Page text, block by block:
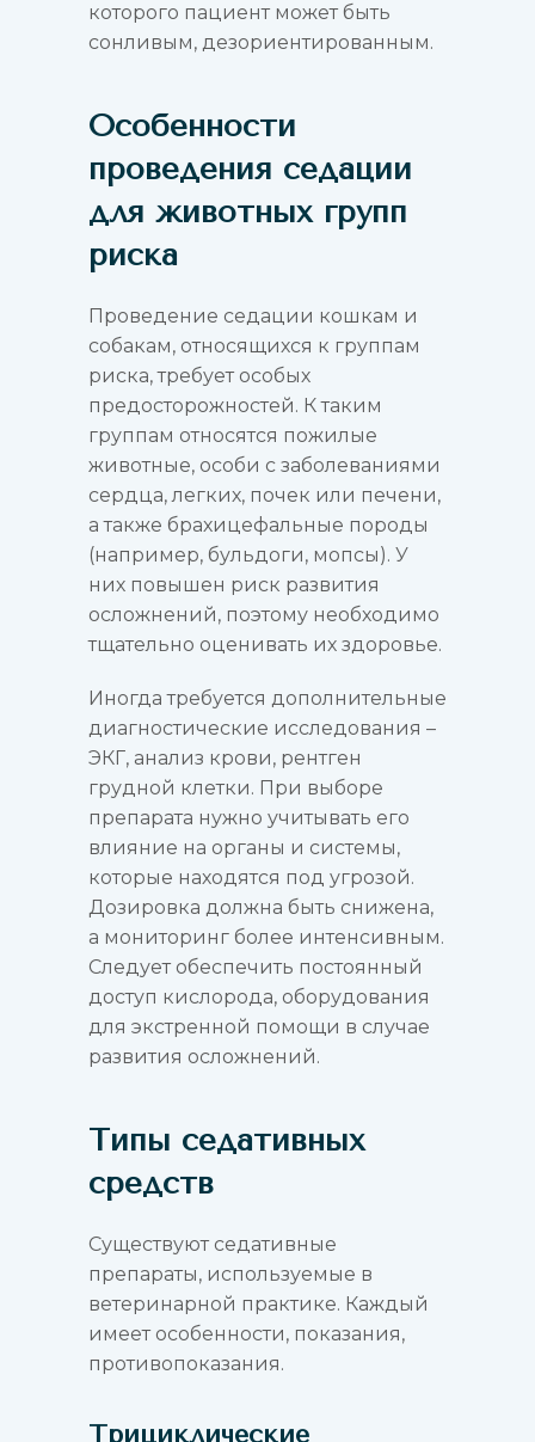
которого пациент может быть
сонливым, дезориентированным.
Особенности
проведения седации
для животных групп
риска
Проведение седации кошкам и
собакам, относящихся к группам
риска, требует особых
предосторожностей. К таким
группам относятся пожилые
животные, особи с заболеваниями
сердца, легких, почек или печени,
а также брахицефальные породы
(например, бульдоги, мопсы). У
них повышен риск развития
осложнений, поэтому необходимо
тщательно оценивать их здоровье.
Иногда требуется дополнительные
диагностические исследования –
ЭКГ, анализ крови, рентген
грудной клетки. При выборе
препарата нужно учитывать его
влияние на органы и системы,
которые находятся под угрозой.
Дозировка должна быть снижена,
а мониторинг более интенсивным.
Следует обеспечить постоянный
доступ кислорода, оборудования
для экстренной помощи в случае
развития осложнений.
Типы седативных
средств
Существуют седативные
препараты, используемые в
ветеринарной практике. Каждый
имеет особенности, показания,
противопоказания.
Трициклические